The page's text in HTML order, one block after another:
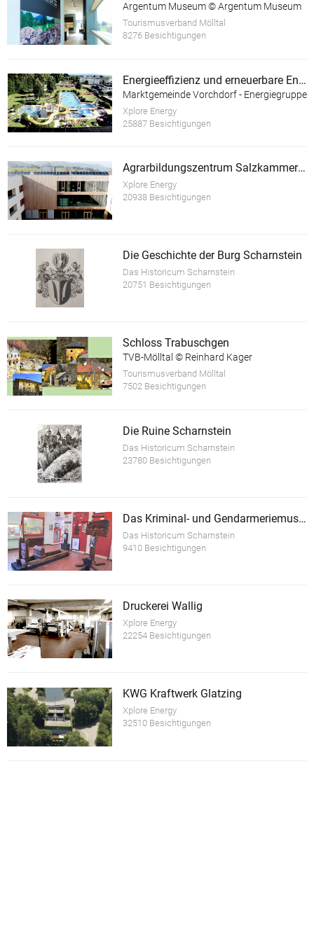
Argentum Museum © Argentum Museum
Tourismusverband Mölltal
8276 Besichtigungen
Energieeffizienz und erneuerbare Energie im Almtalbad Vorchdorf
Marktgemeinde Vorchdorf - Energiegruppe
Xplore Energy
25887 Besichtigungen
Agrarbildungszentrum Salzkammergut
Xplore Energy
20938 Besichtigungen
Die Geschichte der Burg Scharnstein
Das Historicum Scharnstein
20751 Besichtigungen
Schloss Trabuschgen
TVB-Mölltal © Reinhard Kager
Tourismusverband Mölltal
7502 Besichtigungen
Die Ruine Scharnstein
Das Historicum Scharnstein
23780 Besichtigungen
Das Kriminal- und Gendarmeriemuseum im Schloss Scharnstein
Das Historicum Scharnstein
9410 Besichtigungen
Druckerei Wallig
Xplore Energy
22254 Besichtigungen
KWG Kraftwerk Glatzing
Xplore Energy
32510 Besichtigungen